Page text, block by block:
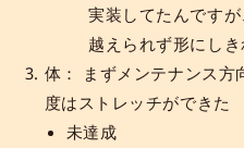
実装してたんです
越えられず形にし
体： まずメンテナンス方
度はストレッチができた
未達成